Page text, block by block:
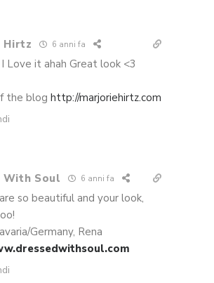
Hirtz 6 anni fa
I Love it ahah Great look <3
the blog http://marjoriehirtz.com
With Soul 6 anni fa
so beautiful and your look,
Germany, Rena